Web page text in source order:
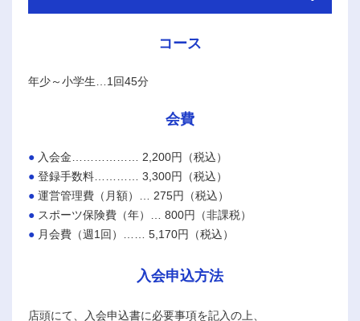
コース
年少～小学生…1回45分
会費
入会金……………… 2,200円（税込）
登録手数料………… 3,300円（税込）
運営管理費（月額）… 275円（税込）
スポーツ保険費（年）… 800円（非課税）
月会費（週1回）…… 5,170円（税込）
入会申込方法
店頭にて、入会申込書に必要事項を記入の上、